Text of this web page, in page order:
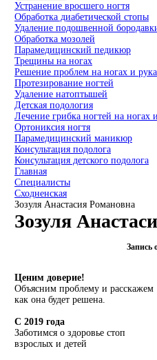
Устранение вросшего ногтя
Обработка диабетической стопы
Удаление подошвенной
Обработка мозолей
Парамедицинский педикюр
Трещины на ногах
Решение проблем на ногах и
Протезирование ногтей
Удаление натоптышей
Детская подология
Лечение грибка ногтей на ногах
Ортониксия ногтя
Парамедицинский маникюр
Консультация подолога
Консультация детского подолога
Главная
Специалисты
Сходненская
Зозуля Анастасия Романовна
Зозуля
Запись
Ценим доверие!
Объясним проблему и расскажем
как она будет решена.
С 2019 года
Заботимся о здоровье стоп
взрослых и детей